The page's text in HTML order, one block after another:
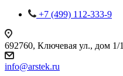
+7 (499) 112-333-9
692760, Ключевая ул., дом 1/1
info@arstek.ru